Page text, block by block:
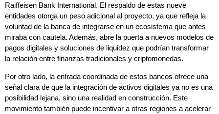
Raiffeisen Bank International. El respaldo de estas nueve
entidades otorga un peso adicional al proyecto, ya que refleja la
voluntad de la banca de integrarse en un ecosistema que antes
miraba con cautela. Además, abre la puerta a nuevos modelos de
pagos digitales y soluciones de liquidez que podrían transformar
la relación entre finanzas tradicionales y criptomonedas.
Por otro lado, la entrada coordinada de estos bancos ofrece una
señal clara de que la integración de activos digitales ya no es una
posibilidad lejana, sino una realidad en construcción. Este
movimiento también puede incentivar a otras regiones a acelerar